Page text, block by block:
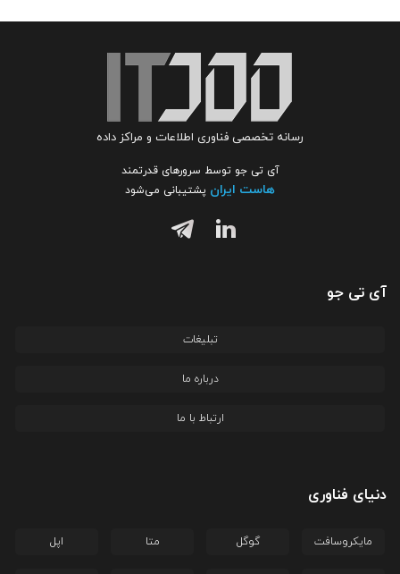
رسانه تخصصی فناوری اطلاعات و مراکز داده
آی تی جو توسط سرورهای قدرتمند
هاست ایران پشتیبانی می‌شود
آی تی جو
تبلیغات
درباره ما
ارتباط با ما
دنیای فناوری
مایکروسافت گوگل متا اپل